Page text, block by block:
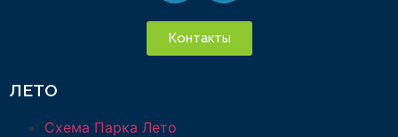
Контакты
ЛЕТО
Схема Парка Лето